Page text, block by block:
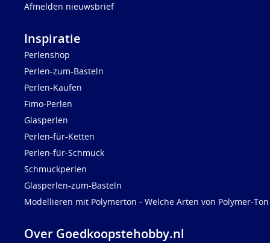
Afmelden nieuwsbrief
Inspiratie
Perlenshop
Perlen-zum-Basteln
Perlen-Kaufen
Fimo-Perlen
Glasperlen
Perlen-für-Ketten
Perlen-für-Schmuck
Schmuckperlen
Glasperlen-zum-Basteln
Modellieren mit Polymerton - Welche Arten von Polymer-
Over Goedkoopstehobby.nl